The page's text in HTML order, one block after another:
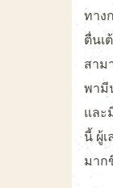
ทาง
ตื่นเ
สาม
พามี
และ
นี้ ผู้
มาก